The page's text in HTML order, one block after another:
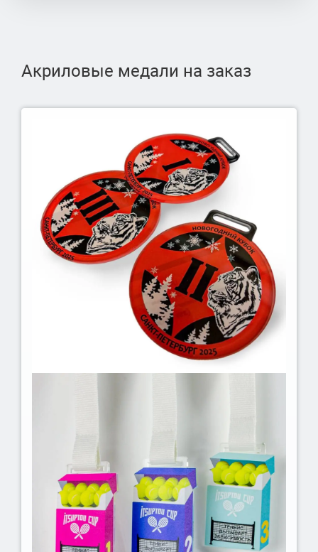
Акриловые медали на заказ